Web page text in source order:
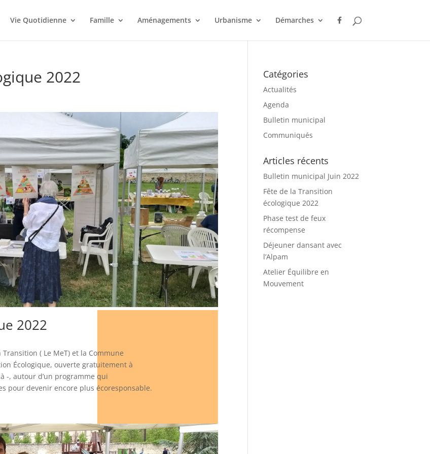
Vie Quotidienne Famille Aménagements Urbanisme Démarches
2022
2022
( Le MeT) et la Commune
Écologique, ouverte gratuitement à
-, autour d’un programme qui
pour devenir encore plus écoresponsable.
Catégories
Actualités
Agenda
Bulletin municipal
Communiqués
Articles récents
Bulletin municipal Juin 2022
Fête de la Transition
écologique 2022
Phase test de feux
récompense
Déjeuner dansant avec
l’Alpam
Atelier Équilibre en
Mouvement